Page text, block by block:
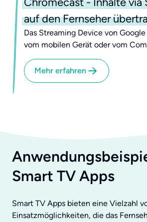
auf den Fernseher
Das Streaming Device von
vom mobilen Gerät oder vom
Mehr erfahren
Smart TV Apps
Smart TV Apps bieten eine Vielzahl
Einsatzmöglichkeiten, die das